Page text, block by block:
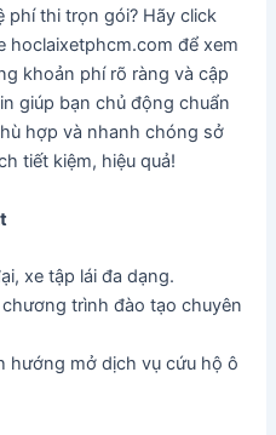
phí thi trọn gói? Hãy click
hoclaixetphcm.com để xem
khoản phí rõ ràng và cập
giúp bạn chủ động chuẩn
hợp và nhanh chóng sở
tiết kiệm, hiệu quả!
xe tập lái đa dạng.
trình đào tạo chuyên
hướng mở dịch vụ cứu hộ ô